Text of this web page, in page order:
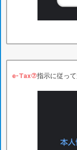
e-Tax⑦指示に従って